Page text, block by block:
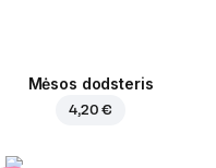
Mėsos dodsteris
4,20 €